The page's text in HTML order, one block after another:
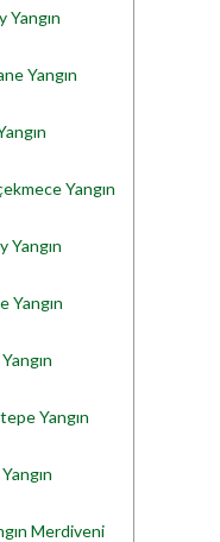
Yangın
Yangın
Yangın
Yangın
Yangın
Yangın
Merdiveni